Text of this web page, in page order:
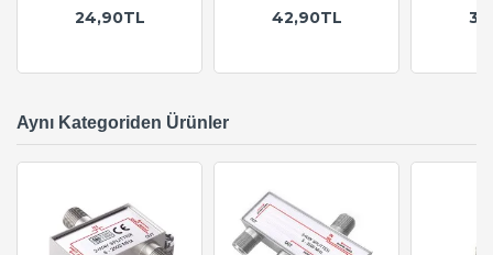
24,90TL 42,90TL
Aynı Kategoriden Ürünler